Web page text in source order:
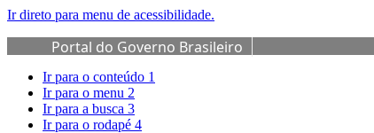
Ir direto para menu de acessibilidade.
Portal do Governo Brasileiro
Ir para o conteúdo 1
Ir para o menu 2
Ir para a busca 3
Ir para o rodapé 4